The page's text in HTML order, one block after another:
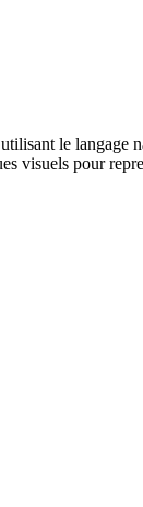
le langage
visuels pour